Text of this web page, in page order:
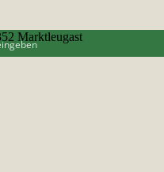
Marktleugast